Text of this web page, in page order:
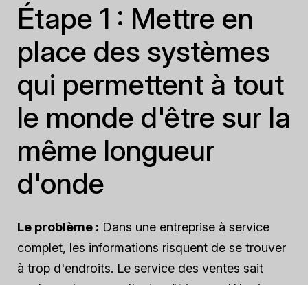
Étape 1 : Mettre en
place des systèmes
qui permettent à tout
le monde d'être sur la
même longueur
d'onde
Le problème : Dans une entreprise à service
complet, les informations risquent de se trouver
à trop d'endroits. Le service des ventes sait